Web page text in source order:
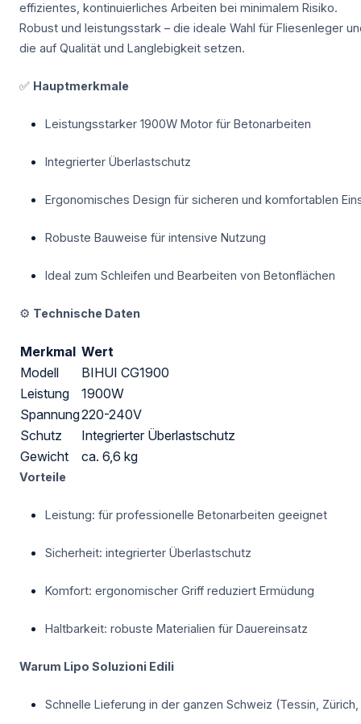
effizientes, kontinuierliches Arbeiten bei minimalem Risiko.
Robust und leistungsstark – die ideale Wahl für Fliesenleger
die auf Qualität und Langlebigkeit setzen.
✅ Hauptmerkmale
Leistungsstarker 1900W Motor für Betonarbeiten
Integrierter Überlastschutz
Ergonomisches Design für sicheren und komfortablen
Robuste Bauweise für intensive Nutzung
Ideal zum Schleifen und Bearbeiten von Betonflächen
⚙️ Technische Daten
Merkmal Wert
Modell
BIHUI CG1900
Leistung
1900W
Spannung220-240V
Schutz
Integrierter Überlastschutz
Gewicht
ca. 6,6 kg
Vorteile
Leistung: für professionelle Betonarbeiten geeignet
Sicherheit: integrierter Überlastschutz
Komfort: ergonomischer Griff reduziert Ermüdung
Haltbarkeit: robuste Materialien für Dauereinsatz
Warum Lipo Soluzioni Edili
Schnelle Lieferung in der ganzen Schweiz (Tessin,